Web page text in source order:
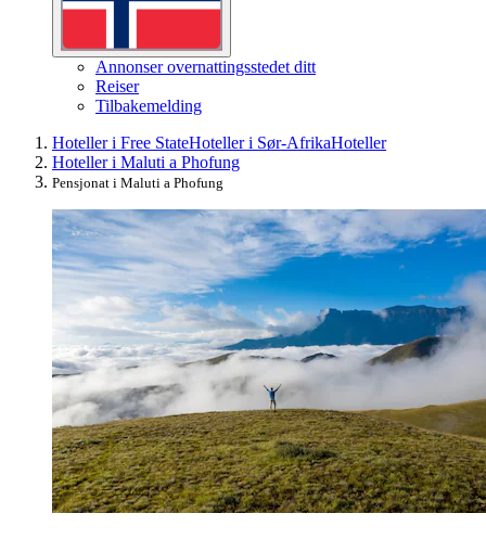
Annonser overnattingsstedet ditt
Reiser
Tilbakemelding
Hoteller i Free StateHoteller i Sør-AfrikaHoteller
Hoteller i Maluti a Phofung
Pensjonat i Maluti a Phofung